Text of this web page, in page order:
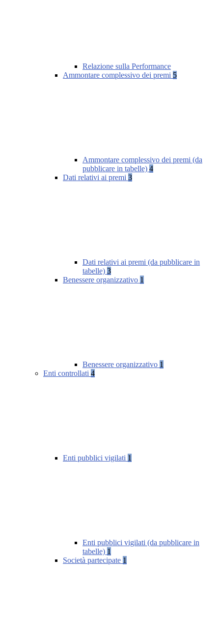
Relazione sulla Performance
Ammontare complessivo dei premi 5
Ammontare complessivo dei premi (da
pubblicare in tabelle) 4
Dati relativi ai premi 3
Dati relativi ai premi (da pubblicare in
tabelle) 3
Benessere organizzativo 1
Benessere organizzativo 1
Enti controllati 4
Enti pubblici vigilati 1
Enti pubblici vigilati (da pubblicare in
tabelle) 1
Società partecipate 1